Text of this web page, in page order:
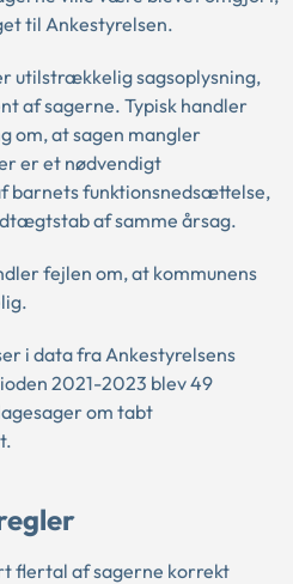
til Ankestyrelsen.
utilstrækkelig sagsoplysning,
af sagerne. Typisk handler
om, at sagen mangler
er et nødvendigt
barnets funktionsnedsættelse,
af samme årsag.
fejlen om, at kommunens
i data fra Ankestyrelsens
2021-2023 blev 49
om tabt
flertal af sagerne korrekt